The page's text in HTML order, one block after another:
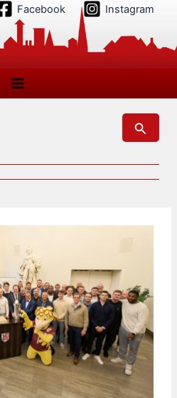
Facebook Instagram
Suchen